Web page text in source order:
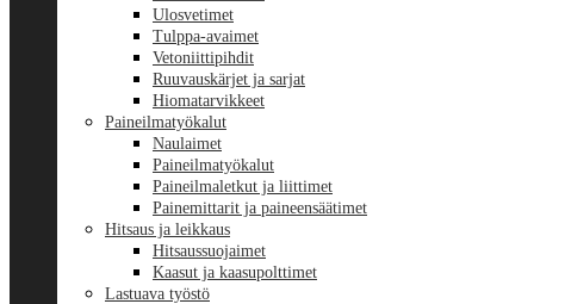
Ulosvetimet
Tulppa-avaimet
Vetoniittipihdit
Ruuvauskärjet ja sarjat
Hiomatarvikkeet
Paineilmatyökalut
Naulaimet
Paineilmatyökalut
Paineilmaletkut ja liittimet
Painemittarit ja paineensäätimet
Hitsaus ja leikkaus
Hitsaussuojaimet
Kaasut ja kaasupolttimet
Lastuava työstö